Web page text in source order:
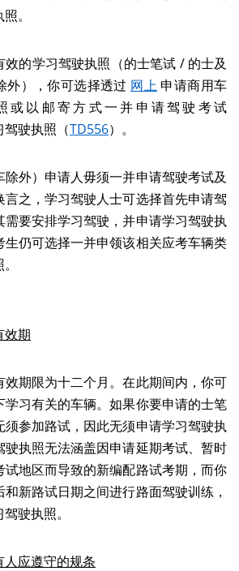
。
的学习驾驶执照（的士笔试 / 的士及
外），你可选择透过 网上 申请商用车
或以邮寄方式一并申请驾驶考试
驾驶执照（TD556）。
外）申请人毋须一并申请驾驶考试及
之，学习驾驶人士可选择首先申请驾
需要安排学习驾驶，并申请学习驾驶执
生仍可选择一并申领该相关应考车辆类
效期
效期限为十二个月。在此期间内，你可
学习有关的车辆。如果你要申请的士笔
须参加路试，因此无须申请学习驾驶执
驶执照无法涵盖因申请延期考试、暂时
试地区而导致的新编配路试考期，而你
新路试日期之间进行路面驾驶训练，
驶执照。
应遵守的规条